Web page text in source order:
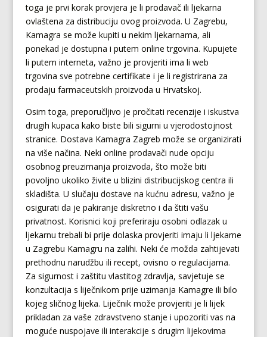
toga je prvi korak provjera je li prodavač ili ljekarna
ovlaštena za distribuciju ovog proizvoda. U Zagrebu,
Kamagra se može kupiti u nekim ljekarnama, ali
ponekad je dostupna i putem online trgovina. Kupujete
li putem interneta, važno je provjeriti ima li web
trgovina sve potrebne certifikate i je li registrirana za
prodaju farmaceutskih proizvoda u Hrvatskoj.
Osim toga, preporučljivo je pročitati recenzije i iskustva
drugih kupaca kako biste bili sigurni u vjerodostojnost
stranice. Dostava Kamagra Zagreb može se organizirati
na više načina. Neki online prodavači nude opciju
osobnog preuzimanja proizvoda, što može biti
povoljno ukoliko živite u blizini distribucijskog centra ili
skladišta. U slučaju dostave na kućnu adresu, važno je
osigurati da je pakiranje diskretno i da štiti vašu
privatnost. Korisnici koji preferiraju osobni odlazak u
ljekarnu trebali bi prije dolaska provjeriti imaju li ljekarne
u Zagrebu Kamagru na zalihi. Neki će možda zahtijevati
prethodnu narudžbu ili recept, ovisno o regulacijama.
Za sigurnost i zaštitu vlastitog zdravlja, savjetuje se
konzultacija s liječnikom prije uzimanja Kamagre ili bilo
kojeg sličnog lijeka. Liječnik može provjeriti je li lijek
prikladan za vaše zdravstveno stanje i upozoriti vas na
moguće nuspojave ili interakcije s drugim lijekovima